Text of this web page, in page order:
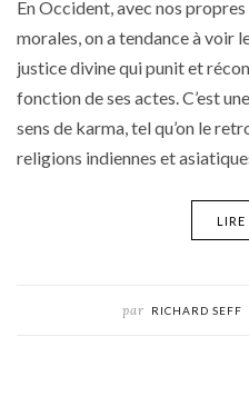
En Occident, avec nos
morales, on a tendance à voir
justice divine qui punit et
fonction de ses actes. C’est
sens de karma, tel qu’on le
religions indiennes et
LIRE
par RICHARD SEFF